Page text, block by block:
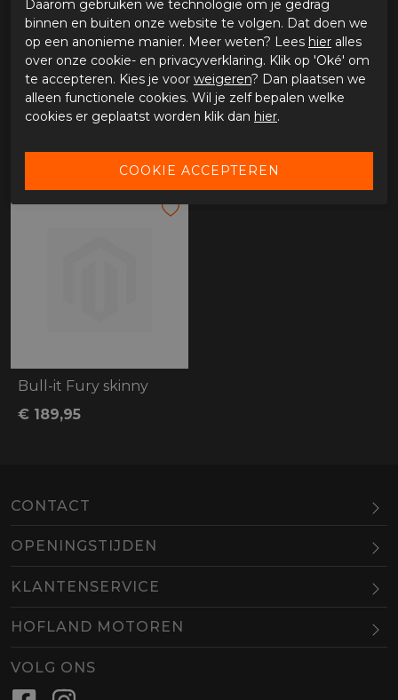
Bull-it Fury skinny
Bull-it Coyote
Bull-it Fury skinny
€ 189,95
CONTACT
BEL EMAIL
OPENINGSTIJDEN
Maandag
Dinsdag
10.00-18.00
Woensdag
Donderdag
Vrijdag
KLANTENSERVICE
HOFLAND MOTOREN
VOLG ONS
Daarom gebruiken we technologie om je gedrag
binnen en buiten onze website te volgen. Dat doen we
op een anonieme manier. Meer weten? Lees hier alles
over onze cookie- en privacyverklaring. Klik op 'Oké' om
te accepteren. Kies je voor weigeren? Dan plaatsen we
alleen functionele cookies. Wil je zelf bepalen welke
cookies er geplaatst worden klik dan hier.